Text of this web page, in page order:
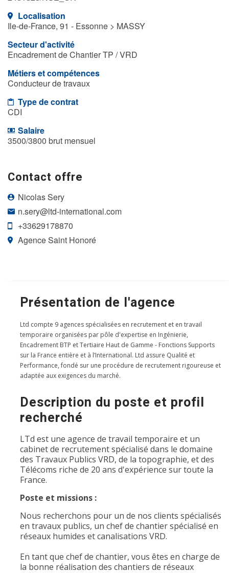
Localisation
Ile-de-France, 91 - Essonne > MASSY
Secteur d'activité
Encadrement de Chantier TP / VRD
Métiers et compétences
Conducteur de travaux
Type de contrat
CDI
Salaire
3500/3800 brut mensuel
Contact offre
Nicolas Sery
n.sery@ltd-international.com
+33629178870
Agence Saint Honoré
Présentation de l'agence
Ltd compte 9 agences spécialisées en recrutement et en travail
temporaire organisées par pôle d'expertise en Ingénierie,
Encadrement BTP et Tertiaire Haut de Gamme - Fonctions Supports
sur la France entière et à l’International. Ltd assure Qualité et
Performance, fondé sur une procédure de recrutement rigoureuse et
adaptée aux exigences du marché.
Description du poste et profil
recherché
LTd est une agence de travail temporaire et un
cabinet de recrutement spécialisé dans le domaine
des Travaux Publics VRD, de la topographie, et des
Télécoms riche de 20 ans d'expérience sur toute la
France.
Poste et missions :
Nous recherchons pour un de nos clients spécialisés
en travaux publics, un chef de chantier spécialisé en
réseaux humides et canalisations VRD.
En tant que chef de chantier, vous êtes en charge de
la bonne réalisation des chantiers de réseaux